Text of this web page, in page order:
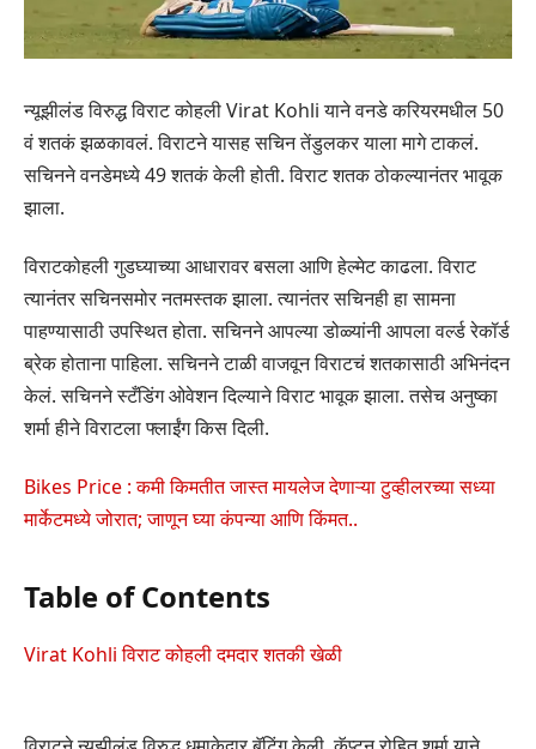
न्यूझीलंड विरुद्ध विराट कोहली Virat Kohli याने वनडे करियरमधील 50
वं शतकं झळकावलं. विराटने यासह सचिन तेंडुलकर याला मागे टाकलं.
सचिनने वनडेमध्ये 49 शतकं केली होती. विराट शतक ठोकल्यानंतर भावूक
झाला.
विराटकोहली गुडघ्याच्या आधारावर बसला आणि हेल्मेट काढला. विराट
त्यानंतर सचिनसमोर नतमस्तक झाला. त्यानंतर सचिनही हा सामना
पाहण्यासाठी उपस्थित होता. सचिनने आपल्या डोळ्यांनी आपला वर्ल्ड रेकॉर्ड
ब्रेक होताना पाहिला. सचिनने टाळी वाजवून विराटचं शतकासाठी अभिनंदन
केलं. सचिनने स्टँडिंग ओवेशन दिल्याने विराट भावूक झाला. तसेच अनुष्का
शर्मा हीने विराटला फ्लाईंग किस दिली.
Bikes Price : कमी किमतीत जास्त मायलेज देणाऱ्या टुव्हीलरच्या सध्या
मार्केटमध्ये जोरात; जाणून घ्या कंपन्या आणि किंमत..
Table of Contents
Virat Kohli विराट कोहली दमदार शतकी खेळी